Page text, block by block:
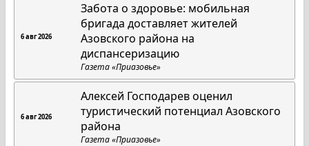
6 авг 2026
Забота о здоровье: мобильная
бригада доставляет жителей
Азовского района на
диспансеризацию
Газета «Приазовье»
6 авг 2026
Алексей Господарев оценил
туристический потенциал Азовского
района
Газета «Приазовье»